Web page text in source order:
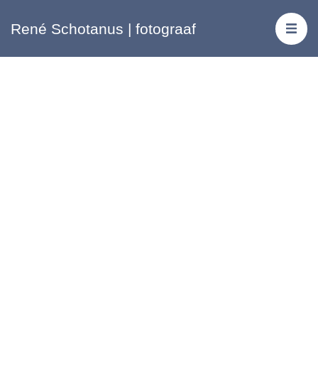
René Schotanus | fotograaf